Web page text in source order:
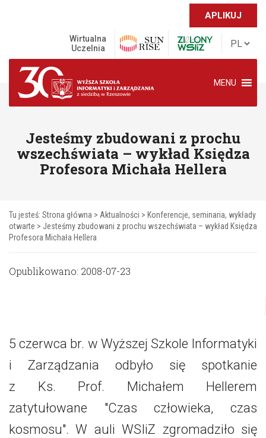
APLIKUJ
Wirtualna
Uczelnia
MENU
Jesteśmy zbudowani z prochu
wszechświata – wykład Księdza
Profesora Michała Hellera
Tu jesteś: Strona główna > Aktualności > Konferencje, seminaria, wykłady
otwarte > Jesteśmy zbudowani z prochu wszechświata – wykład Księdza
Profesora Michała Hellera
Opublikowano: 2008-07-23
5 czerwca br. w Wyższej Szkole Informatyki
i Zarządzania odbyło się spotkanie
z Ks. Prof. Michałem Hellerem
zatytułowane "Czas człowieka, czas
kosmosu". W auli WSIiZ zgromadziło się